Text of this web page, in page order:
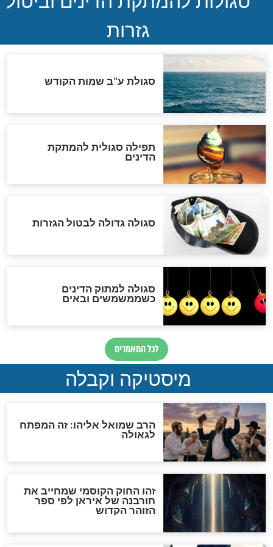
ההסכם החשאי של טראמפ
ואיראן: בלי שקיפות ועם הרבה
סימני שאלה
המסמך האבוד שנחשף
במרתפי מוסקבה: כתב היד
הנדיר של הרשב"ם התגלה
"מודה לקב"ה על כל השנים"
לכל המאמרים
אחרית הימים
האם אפשר לחשב את הקץ?
מה יהיה בימות המשיח?
"לפני הגאולה תהיה אפיקורסות